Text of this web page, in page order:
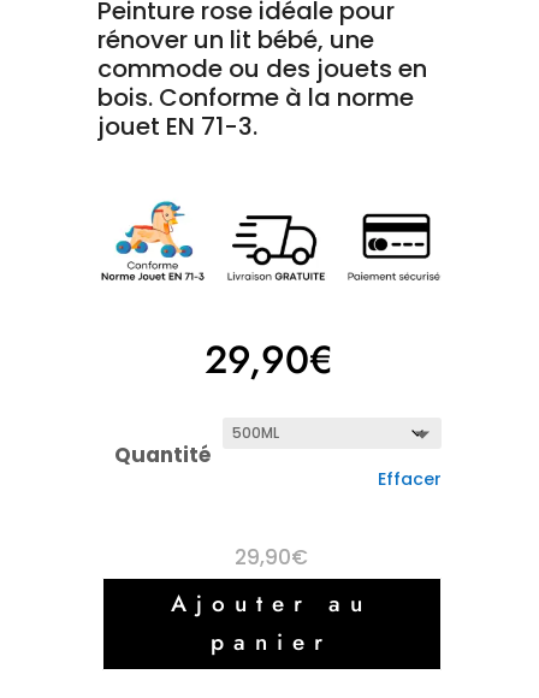
basé sur
notation
client
Peinture rose idéale pour
rénover un lit bébé, une
commode ou des jouets en
bois. Conforme à la norme
jouet EN 71-3.
29,90€
Quantité
Effacer
29,90€
Ajouter au
panier